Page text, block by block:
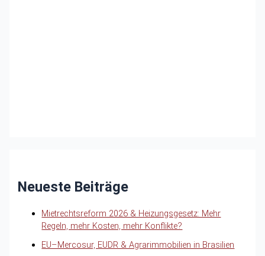
Neueste Beiträge
Mietrechtsreform 2026 & Heizungsgesetz: Mehr
Regeln, mehr Kosten, mehr Konflikte?
EU–Mercosur, EUDR & Agrarimmobilien in Brasilien